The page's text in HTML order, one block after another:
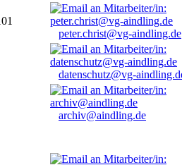
peter.christ@vg-aindling.de
datenschutz@vg-
archiv@aindling.de